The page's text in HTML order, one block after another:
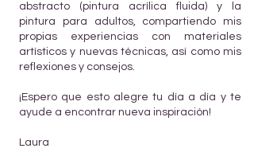
abstracto (pintura acrílica fluida) y la
pintura para adultos, compartiendo mis
propias experiencias con materiales
artísticos y nuevas técnicas, así como mis
reflexiones y consejos.
¡Espero que esto alegre tu día a día y te
ayude a encontrar nueva inspiración!
Laura